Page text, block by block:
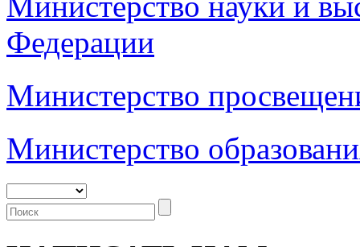
Федерации
Министерство
Министерство